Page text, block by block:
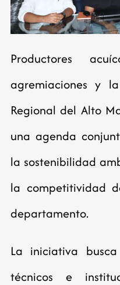
Productores
agremiaciones y
Regional del Alto
una agenda
la sostenibilidad
la competitividad
departamento.
La iniciativa
técnicos e